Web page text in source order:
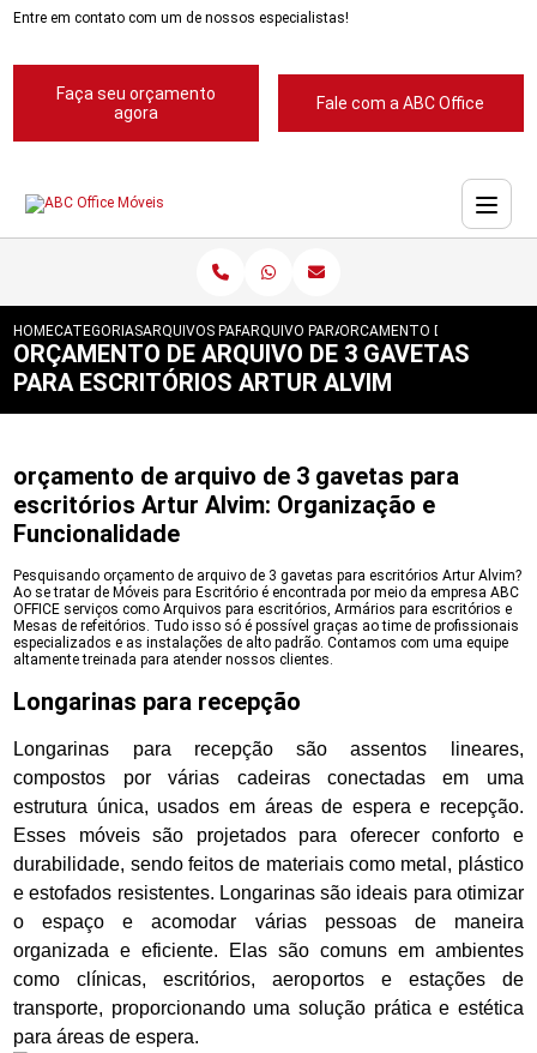
Entre em contato com um de nossos especialistas!
Faça seu orçamento
agora
Fale com a ABC Office
HOMECATEGORIASARQUIVOS PARA ESCRITORIOS
ARQUIVO PARA ESCRITORIOORCAMENTO DE ARQUIVO
ORÇAMENTO DE ARQUIVO DE 3 GAVETAS
PARA ESCRITÓRIOS ARTUR ALVIM
orçamento de arquivo de 3 gavetas para
escritórios Artur Alvim: Organização e
Funcionalidade
Pesquisando orçamento de arquivo de 3 gavetas para escritórios Artur Alvim?
Ao se tratar de Móveis para Escritório é encontrada por meio da empresa ABC
OFFICE serviços como Arquivos para escritórios, Armários para escritórios e
Mesas de refeitórios. Tudo isso só é possível graças ao time de profissionais
especializados e as instalações de alto padrão. Contamos com uma equipe
altamente treinada para atender nossos clientes.
Longarinas para recepção
Longarinas para recepção são assentos lineares,
compostos por várias cadeiras conectadas em uma
estrutura única, usados em áreas de espera e recepção.
Esses móveis são projetados para oferecer conforto e
durabilidade, sendo feitos de materiais como metal, plástico
e estofados resistentes. Longarinas são ideais para otimizar
o espaço e acomodar várias pessoas de maneira
organizada e eficiente. Elas são comuns em ambientes
como clínicas, escritórios, aeroportos e estações de
transporte, proporcionando uma solução prática e estética
para áreas de espera.